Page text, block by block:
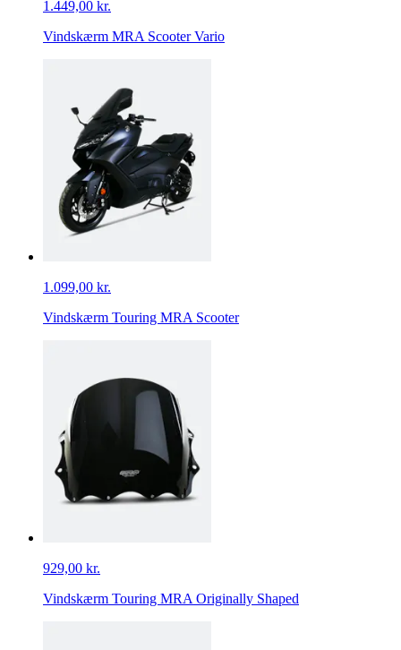
1.449,00 kr.
Vindskærm MRA Scooter Vario
1.099,00 kr.
Vindskærm Touring MRA Scooter
929,00 kr.
Vindskærm Touring MRA Originally Shaped